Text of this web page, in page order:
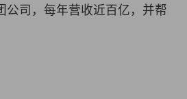
公司，每年营收近百亿，并帮